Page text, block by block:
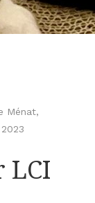
Ménat,
LCI